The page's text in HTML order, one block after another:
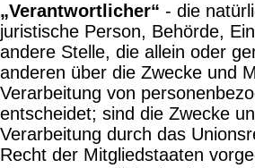
„Verantwortlicher“ - die
juristische Person, Behörde,
andere Stelle, die allein oder
anderen über die Zwecke und
Verarbeitung von
entscheidet; sind die Zwecke
Verarbeitung durch das
Recht der Mitgliedstaaten